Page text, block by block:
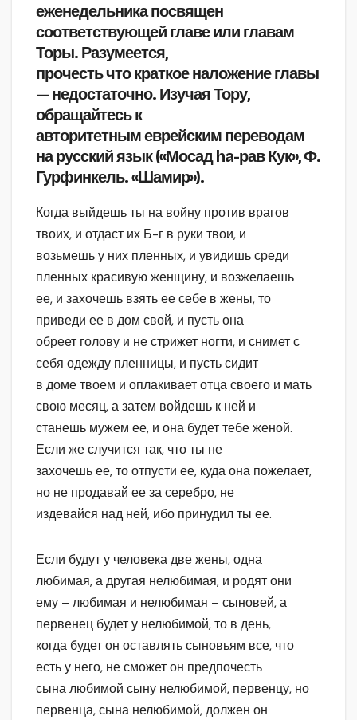
еженедельника посвящен
соответствующей главе или главам
Торы. Разумеется,
прочесть что краткое наложение главы
— недостаточно. Изучая Тору,
обращайтесь к
авторитетным еврейским переводам
на русский язык («Мосад ha-рав Кук», Ф.
Гурфинкель. «Шамир»).
Когда выйдешь ты на войну против врагов
твоих, и отдаст их Б-г в руки твои, и
возьмешь у них пленных, и увидишь среди
пленных красивую женщину, и возжелаешь
ее, и захочешь взять ее себе в жены, то
приведи ее в дом свой, и пусть она
обреет голову и не стрижет ногти, и снимет с
себя одежду пленницы, и пусть сидит
в доме твоем и оплакивает отца своего и мать
свою месяц, а затем войдешь к ней и
станешь мужем ее, и она будет тебе женой.
Если же случится так, что ты не
захочешь ее, то отпусти ее, куда она пожелает,
но не продавай ее за серебро, не
издевайся над ней, ибо принудил ты ее.
Если будут у человека две жены, одна
любимая, а другая нелюбимая, и родят они
ему – любимая и нелюбимая – сыновей, а
первенец будет у нелюбимой, то в день,
когда будет он оставлять сыновьям все, что
есть у него, не сможет он предпочесть
сына любимой сыну нелюбимой, первенцу, но
первенца, сына нелюбимой, должен он